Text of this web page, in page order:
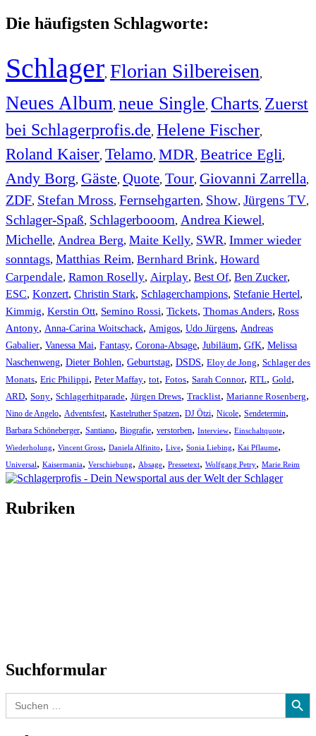
Die häufigsten Schlagworte:
Schlager, Florian Silbereisen,
Neues Album, neue Single, Charts, Zuerst
bei Schlagerprofis.de, Helene Fischer,
Roland Kaiser, Telamo, MDR, Beatrice Egli,
Andy Borg, Gäste, Quote, Tour, Giovanni Zarrella,
ZDF, Stefan Mross, Fernsehgarten, Show, Jürgens TV,
Schlager-Spaß, Schlagerbooom, Andrea Kiewel,
Michelle, Andrea Berg, Maite Kelly, SWR, Immer wieder
sonntags, Matthias Reim, Bernhard Brink, Howard
Carpendale, Ramon Roselly, Airplay, Best Of, Ben Zucker,
ESC, Konzert, Christin Stark, Schlagerchampions, Stefanie Hertel,
Kimmig, Kerstin Ott, Semino Rossi, Tickets, Thomas Anders, Ross
Antony, Anna-Carina Woitschack, Amigos, Udo Jürgens, Andreas
Gabalier, Vanessa Mai, Fantasy, Corona-Absage, Jubiläum, GfK, Melissa
Naschenweng, Dieter Bohlen, Geburtstag, DSDS, Eloy de Jong, Schlager des
Monats, Eric Philippi, Peter Maffay, tot, Fotos, Sarah Connor, RTL, Gold,
ARD, Sony, Schlagerhitparade, Jürgen Drews, Tracklist, Marianne Rosenberg,
Nino de Angelo, Adventsfest, Kastelruther Spatzen, DJ Ötzi, Nicole, Sendetermin,
Barbara Schöneberger, Santiano, Biografie, verstorben, Interview, Einschaltquote,
Wiederholung, Vincent Gross, Daniela Alfinito, Live, Sonia Liebing, Kai Pflaume,
Universal, Kaisermania, Verschiebung, Absage, Pressetext, Wolfgang Petry, Marie Reim
Rubriken
Suchformular
Search
for:
Search Button